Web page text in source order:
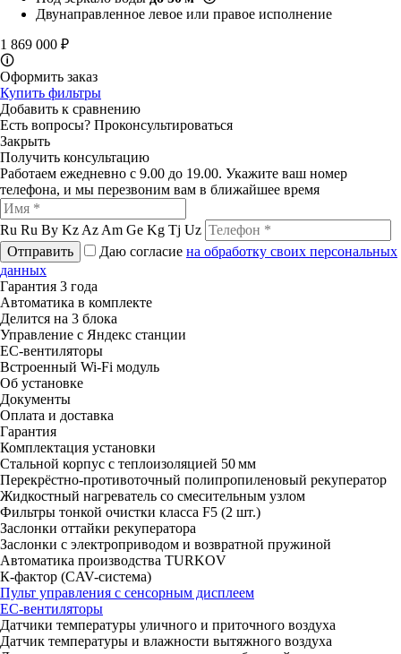
Двунаправленное левое или правое исполнение
1 869 000 ₽
🛈
Оформить заказ
Купить фильтры
Добавить к сравнению
Есть вопросы? Проконсультироваться
Закрыть
Получить консультацию
Работаем ежедневно с 9.00 до 19.00. Укажите ваш номер
телефона, и мы перезвоним вам в ближайшее время
Ru Ru By Kz Az Am Ge Kg Tj Uz
Отправить
Даю согласие на обработку своих персональных
данных
Гарантия 3 года
Автоматика в комплекте
Делится на 3 блока
Управление с Яндекс станции
ЕС-вентиляторы
Встроенный Wi-Fi модуль
Об установке
Документы
Оплата и доставка
Гарантия
Комплектация установки
Стальной корпус с теплоизоляцией 50 мм
Перекрёстно-противоточный полипропиленовый рекуператор
Жидкостный нагреватель со смесительным узлом
Фильтры тонкой очистки класса F5 (2 шт.)
Заслонки оттайки рекуператора
Заслонки с электроприводом и возвратной пружиной
Автоматика производства TURKOV
К-фактор (CAV-система)
Пульт управления с сенсорным дисплеем
ЕС-вентиляторы
Датчики температуры уличного и приточного воздуха
Датчик температуры и влажности вытяжного воздуха